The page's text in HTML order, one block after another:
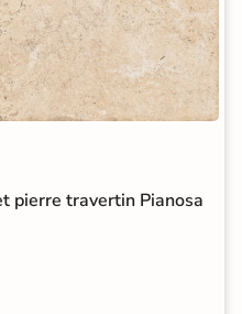
pierre travertin Pianosa